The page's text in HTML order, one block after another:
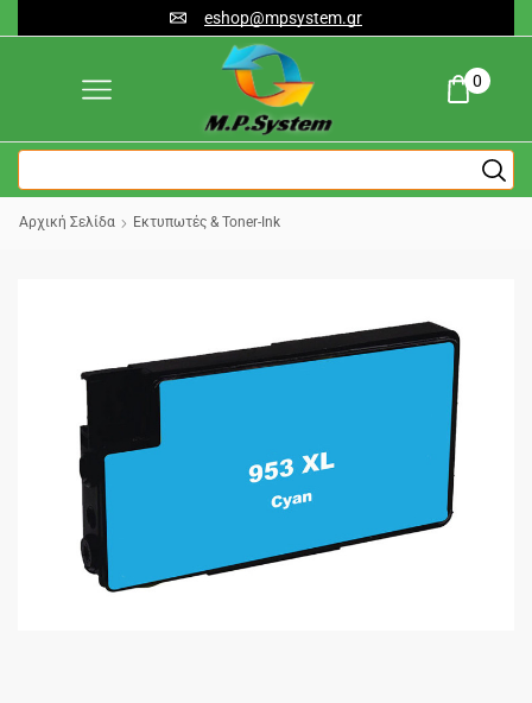
eshop@mpsystem.gr
0
Αρχική Σελίδα Εκτυπωτές & Toner-Ink